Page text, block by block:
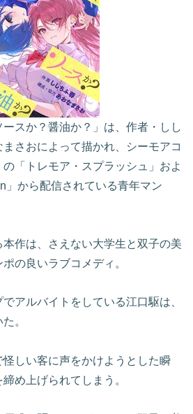
スか？醤油か？」は、作者・しし
さおによって描かれ、シーモアコ
「トレモア・スプラッシュ」およ
」から配信されている青年マン
作は、さえない大学生と双子の美
の良いラブコメディ。
アルバイトをしている江口駆は、
。
怪しい客に声をかけようとした瞬
め上げられてしまう。